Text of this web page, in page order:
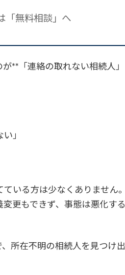
「無料相談」へ
**「連絡の取れない相続人」
」
いる方は少なくありません。
更もできず、事態は悪化する
所在不明の相続人を見つけ出